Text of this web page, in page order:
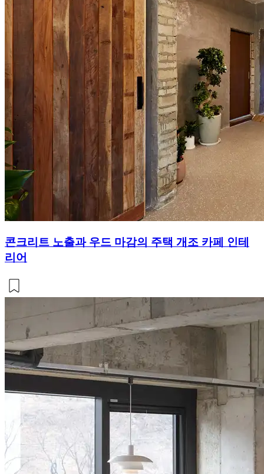
콘크리트 노출과 우드 마감의 주택 개조 카페 인테
리어